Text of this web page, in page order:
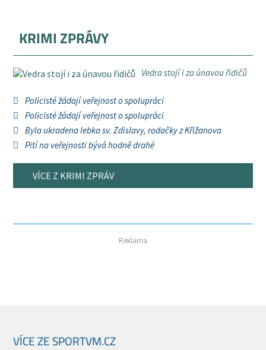
KRIMI ZPRÁVY
Vedra stojí i za únavou řidičů
Policisté žádají veřejnost o spolupráci
Policisté žádají veřejnost o spolupráci
Byla ukradena lebka sv. Zdislavy, rodačky z Křižanova
Pití na veřejnosti bývá hodně drahé
VÍCE Z KRIMI ZPRÁV
Reklama
VÍCE ZE SPORTVM.CZ